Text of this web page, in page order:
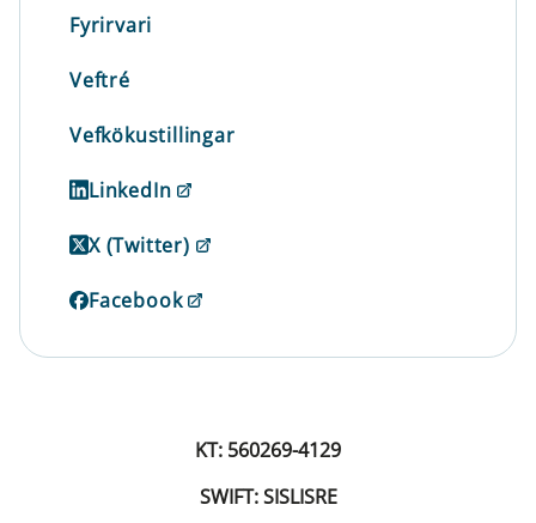
Fyrirvari
Veftré
Vefkökustillingar
LinkedIn
X (Twitter)
Facebook
KT: 560269-4129
SWIFT: SISLISRE